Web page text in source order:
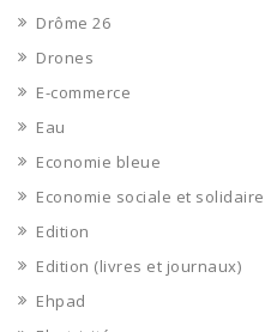
Drôme 26
Drones
E-commerce
Eau
Economie bleue
Economie sociale et solidaire
Edition
Edition (livres et journaux)
Ehpad